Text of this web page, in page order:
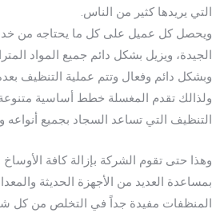
التي يريدها كثير من الناس.
ويحصل كل عميل على كل ما يحتاجه من
الجيدة، ويزيل بشكل دائم جميع المواد
وبشكل دائم وفعال وتتم عملية التنظيف
ولذالك تقدم المغسلة خطط أساسية
التنظيف التي تساعد السجاد بجميع أنواعه
وهذا حتى تقوم الشركة بإزالة كافة الأوساخ
بمساعدة العديد من الأجهزة الحديثة
المنظفات مفيدة جداً في التخلص من كل